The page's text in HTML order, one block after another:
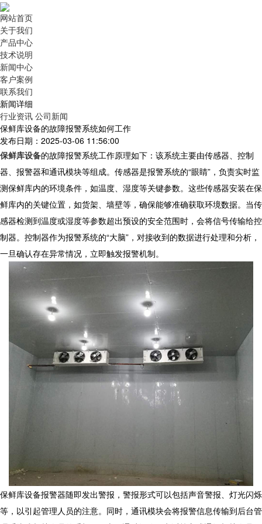
网站首页
关于我们
产品中心
技术说明
新闻中心
客户案例
联系我们
新闻详细
行业资讯 公司新闻
保鲜库设备的故障报警系统如何工作
发布日期：2025-03-06 11:56:00
保鲜库设备的故障报警系统工作原理如下：该系统主要由传感器、控制
器、报警器和通讯模块等组成。传感器是报警系统的“眼睛”，负责实时监
测保鲜库内的环境条件，如温度、湿度等关键参数。这些传感器安装在保
鲜库内的关键位置，如货架、墙壁等，确保能够准确获取环境数据。当传
感器检测到温度或湿度等参数超出预设的安全范围时，会将信号传输给控
制器。控制器作为报警系统的“大脑”，对接收到的数据进行处理和分析，
一旦确认存在异常情况，立即触发报警机制。
保鲜库设备报警器随即发出警报，警报形式可以包括声音警报、灯光闪烁
等，以引起管理人员的注意。同时，通讯模块会将报警信息传输到后台管